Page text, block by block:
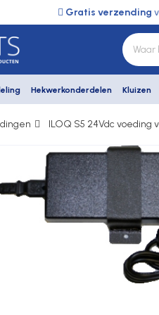
Gratis verzending
Hekwerkonderdelen Kluizen
ILOQ S5 24Vdc voeding